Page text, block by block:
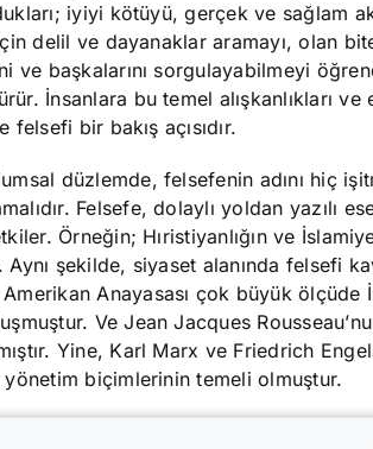
iyiyi kötüyü, gerçek ve sağlam
delil ve dayanaklar aramayı, olan
ve başkalarını sorgulayabilmeyi
İnsanlara bu temel alışkanlıkları
felsefi bir bakış açısıdır.
düzlemde, felsefenin adını hiç
Felsefe, dolaylı yoldan yazılı
etkiler. Örneğin; Hıristiyanlığın ve
Aynı şekilde, siyaset alanında felsefi
Anayasası çok büyük
Ve Jean Jacques
Yine, Karl Marx ve Friedrich
yönetim biçimlerinin temeli olmuştur.